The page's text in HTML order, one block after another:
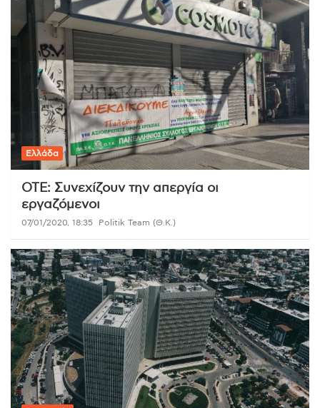
Ελλάδα
ΟΤΕ: Συνεχίζουν την απεργία οι
εργαζόμενοι
07/01/2020, 18:35 Politik Team (Θ.Κ.)